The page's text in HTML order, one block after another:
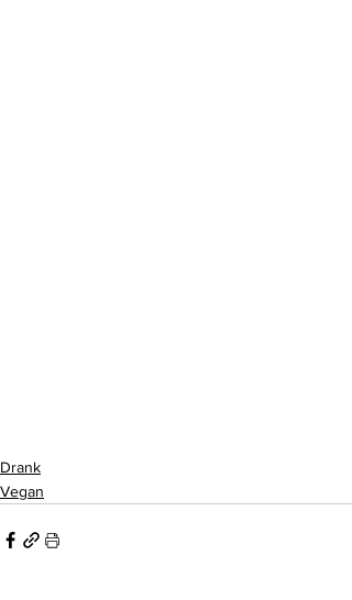
Drank
Vegan